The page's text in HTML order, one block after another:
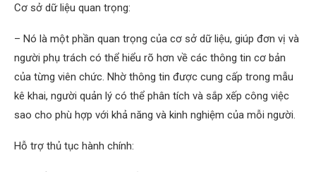
Cơ sở dữ liệu quan trọng:
– Nó là một phần quan trọng của cơ sở dữ liệu, giúp đơn vị và
người phụ trách có thể hiểu rõ hơn về các thông tin cơ bản
của từng viên chức. Nhờ thông tin được cung cấp trong mẫu
kê khai, người quản lý có thể phân tích và sắp xếp công việc
sao cho phù hợp với khả năng và kinh nghiệm của mỗi người.
Hỗ trợ thủ tục hành chính: